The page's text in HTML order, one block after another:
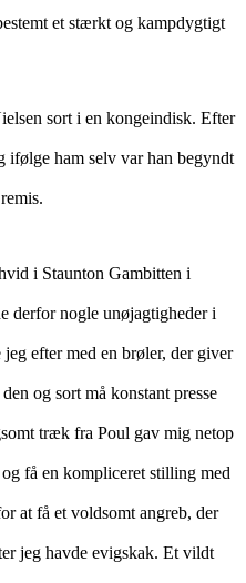
et stærkt og kampdygtigt
sort i en kongeindisk. Efter
ifølge ham selv var han begyndt
i Staunton Gambitten i
derfor nogle unøjagtigheder i
efter med en brøler, der giver
og sort må konstant presse
træk fra Poul gav mig netop
få en kompliceret stilling med
at få et voldsomt angreb, der
jeg havde evigskak. Et vildt